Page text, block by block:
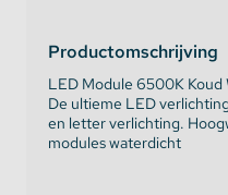
Productomschrijving
LED Module 6500K Koud
De ultieme LED
en letter verlichting.
modules waterdicht